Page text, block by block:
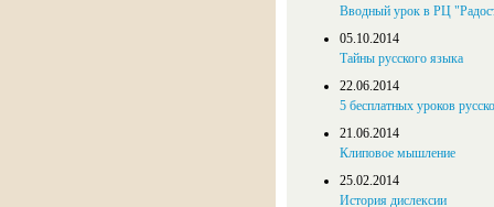
Вводный урок в РЦ
05.10.2014
Тайны русского языка
22.06.2014
5 бесплатных уроков
21.06.2014
Клиповое мышление
25.02.2014
История дислексии